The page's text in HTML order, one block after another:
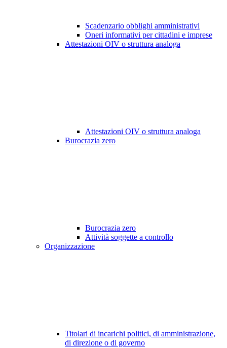
Scadenzario obblighi amministrativi
Oneri informativi per cittadini e imprese
Attestazioni OIV o struttura analoga
Attestazioni OIV o struttura analoga
Burocrazia zero
Burocrazia zero
Attività soggette a controllo
Organizzazione
Titolari di incarichi politici, di amministrazione,
di direzione o di governo